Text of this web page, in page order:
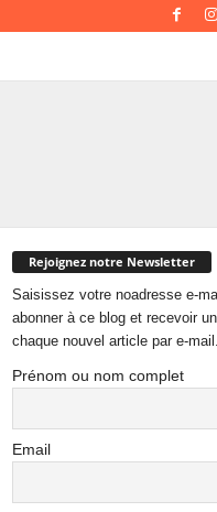
Rejoignez notre Newsletter
Saisissez votre noadresse e-
abonner à ce blog et recevoir
chaque nouvel article par e-mail.
Prénom ou nom complet
Email